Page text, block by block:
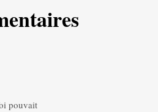
pouvait